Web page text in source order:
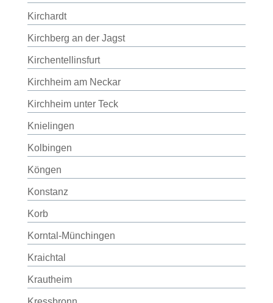
Kirchardt
Kirchberg an der Jagst
Kirchentellinsfurt
Kirchheim am Neckar
Kirchheim unter Teck
Knielingen
Kolbingen
Köngen
Konstanz
Korb
Korntal-Münchingen
Kraichtal
Krautheim